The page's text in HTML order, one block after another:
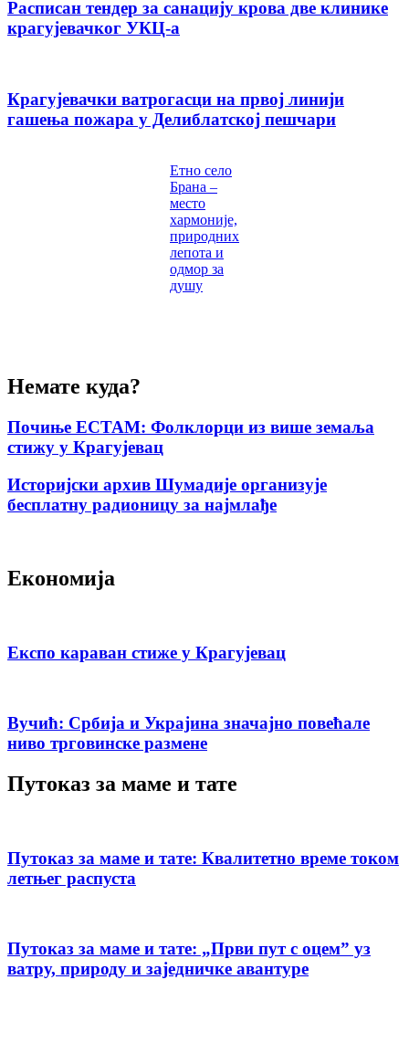
Расписан тендер за санацију крова две клинике
крагујевачког УКЦ-а
Крагујевачки ватрогасци на првој линији
гашења пожара у Делиблатској пешчари
Етно село
Брана –
место
хармоније,
природних
лепота и
одмор за
душу
Немате куда?
Почиње ЕСТАМ: Фолклорци из више земаља
стижу у Крагујевац
Историјски архив Шумадије организује
бесплатну радионицу за најмлађе
Економија
Експо караван стиже у Крагујевац
Вучић: Србија и Украјина значајно повећале
ниво трговинске размене
Путоказ за маме и тате
Путоказ за маме и тате: Квалитетно време током
летњег распуста
Путоказ за маме и тате: „Први пут с оцемˮ уз
ватру, природу и заједничке авантуре